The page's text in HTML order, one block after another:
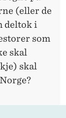
(eller de
deltok i
som
skal
skal